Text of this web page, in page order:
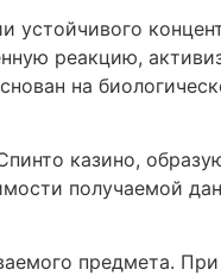
реакцию,
на
казино,
получаемой
предмета.